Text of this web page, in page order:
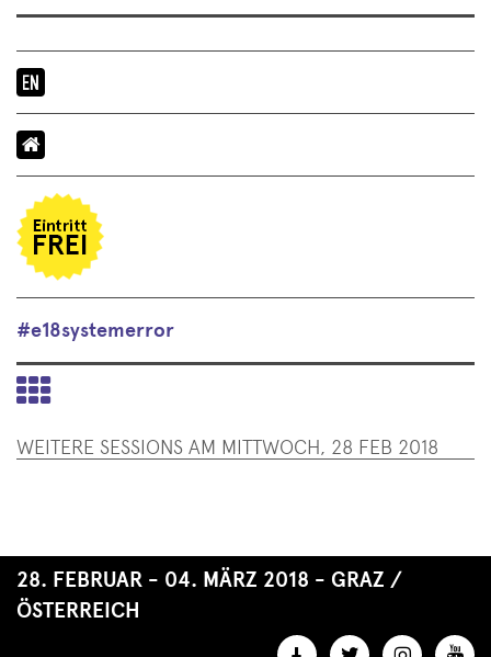
der
Veranstaltung:
en
#e18systemerror
Zurück
zur
WEITERE SESSIONS AM MITTWOCH, 28 FEB 2018
Seitenbereichs.
Springe
28. FEBRUAR - 04. MÄRZ 2018 - GRAZ /
ÖSTERREICH